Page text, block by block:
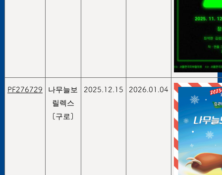
PF276729
나무늘보
릴렉스
[구로]
2025.12.15 2026.01.04